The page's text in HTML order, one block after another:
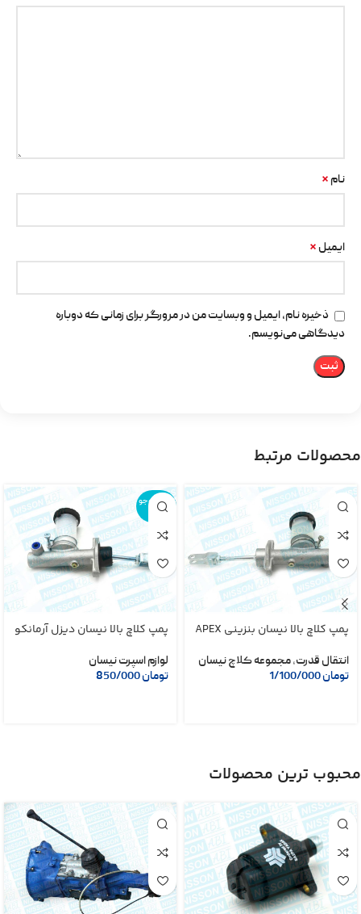
نام *
ایمیل *
ذخیره نام، ایمیل و وبسایت من در مرورگر برای زمانی که دوباره
دیدگاهی می‌نویسم.
محصولات مرتبط
پمپ کلاچ بالا نیسان بنزینی APEX
انتقال قدرت,مجموعه کلاچ نیسان
تومان
اتمام موجو
دی
پمپ کلاچ بالا نیسان دیزل آرمانکو
لوازم اسپرت نیسان
تومان
محبوب ترین محصولات